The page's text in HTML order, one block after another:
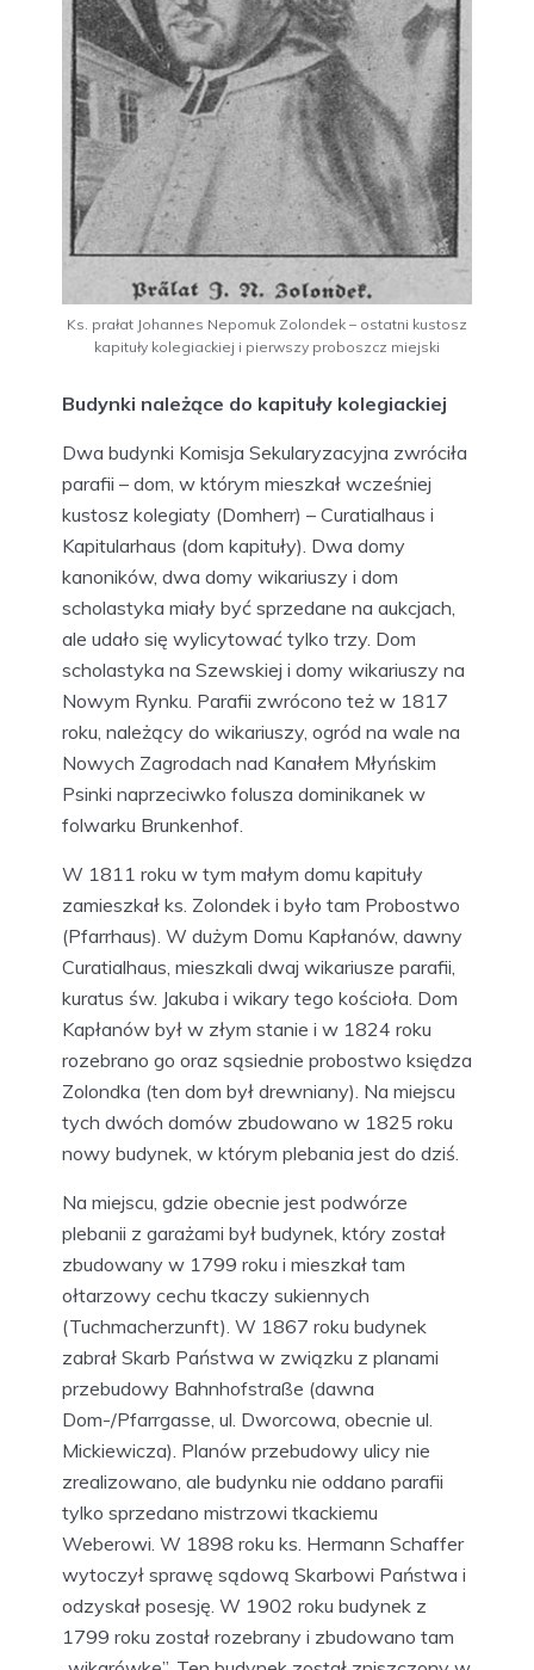
Ks. prałat Johannes Nepomuk Zolondek – ostatni kustosz
kapituły kolegiackiej i pierwszy proboszcz miejski
Budynki należące do kapituły kolegiackiej
Dwa budynki Komisja Sekularyzacyjna zwróciła
parafii – dom, w którym mieszkał wcześniej
kustosz kolegiaty (Domherr) – Curatialhaus i
Kapitularhaus (dom kapituły). Dwa domy
kanoników, dwa domy wikariuszy i dom
scholastyka miały być sprzedane na aukcjach,
ale udało się wylicytować tylko trzy. Dom
scholastyka na Szewskiej i domy wikariuszy na
Nowym Rynku. Parafii zwrócono też w 1817
roku, należący do wikariuszy, ogród na wale na
Nowych Zagrodach nad Kanałem Młyńskim
Psinki naprzeciwko folusza dominikanek w
folwarku Brunkenhof.
W 1811 roku w tym małym domu kapituły
zamieszkał ks. Zolondek i było tam Probostwo
(Pfarrhaus). W dużym Domu Kapłanów, dawny
Curatialhaus, mieszkali dwaj wikariusze parafii,
kuratus św. Jakuba i wikary tego kościoła. Dom
Kapłanów był w złym stanie i w 1824 roku
rozebrano go oraz sąsiednie probostwo księdza
Zolondka (ten dom był drewniany). Na miejscu
tych dwóch domów zbudowano w 1825 roku
nowy budynek, w którym plebania jest do dziś.
Na miejscu, gdzie obecnie jest podwórze
plebanii z garażami był budynek, który został
zbudowany w 1799 roku i mieszkał tam
ołtarzowy cechu tkaczy sukiennych
(Tuchmacherzunft). W 1867 roku budynek
zabrał Skarb Państwa w związku z planami
przebudowy Bahnhofstraße (dawna
Dom-/Pfarrgasse, ul. Dworcowa, obecnie ul.
Mickiewicza). Planów przebudowy ulicy nie
zrealizowano, ale budynku nie oddano parafii
tylko sprzedano mistrzowi tkackiemu
Weberowi. W 1898 roku ks. Hermann Schaffer
wytoczył sprawę sądową Skarbowi Państwa i
odzyskał posesję. W 1902 roku budynek z
1799 roku został rozebrany i zbudowano tam